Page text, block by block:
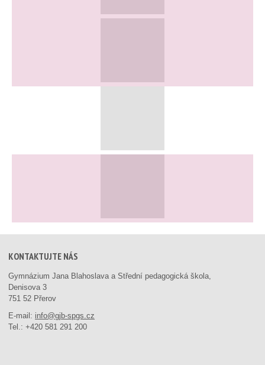
KONTAKTUJTE NÁS
Gymnázium Jana Blahoslava a Střední pedagogická škola,
Denisova 3
751 52 Přerov
E-mail: info@gjb-spgs.cz
Tel.:+420 581 291 200